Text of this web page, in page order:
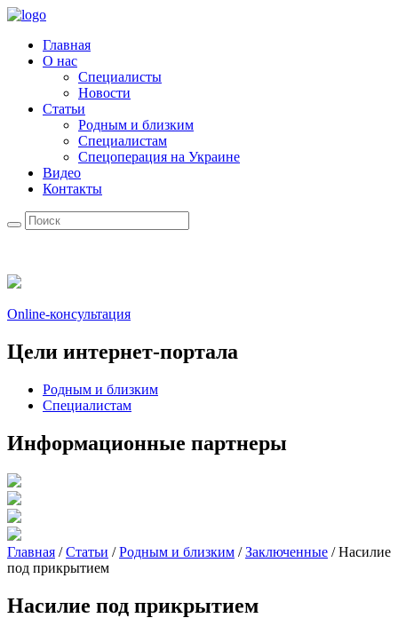
Главная
О нас
Специалисты
Новости
Статьи
Родным и близким
Специалистам
Спецоперация на Украине
Видео
Контакты
Online-консультация
Цели интернет-портала
Родным и близким
Специалистам
Информационные партнеры
Главная /Статьи /Родным и близким /Заключенные /Насилие
под прикрытием
Насилие под прикрытием